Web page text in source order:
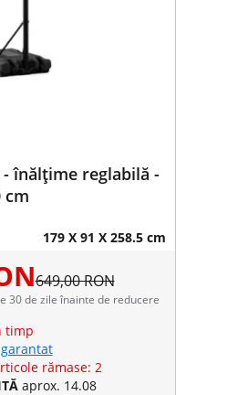
- înălțime reglabilă -
cm
179 X 91 X 258.5 cm
649,00 RON
30 de zile înainte de reducere
timp
rămase: 2
aprox. 14.08